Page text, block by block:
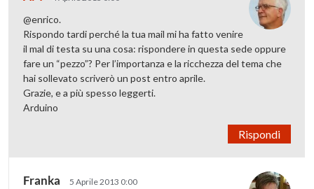
@enrico.
Rispondo tardi perché la tua mail mi ha fatto venire
il mal di testa su una cosa: rispondere in questa sede oppure
fare un “pezzo”? Per l’importanza e la ricchezza del tema che
hai sollevato scriverò un post entro aprile.
Grazie, e a più spesso leggerti.
Arduino
Rispondi
Franka 5 Aprile 2013 0:00